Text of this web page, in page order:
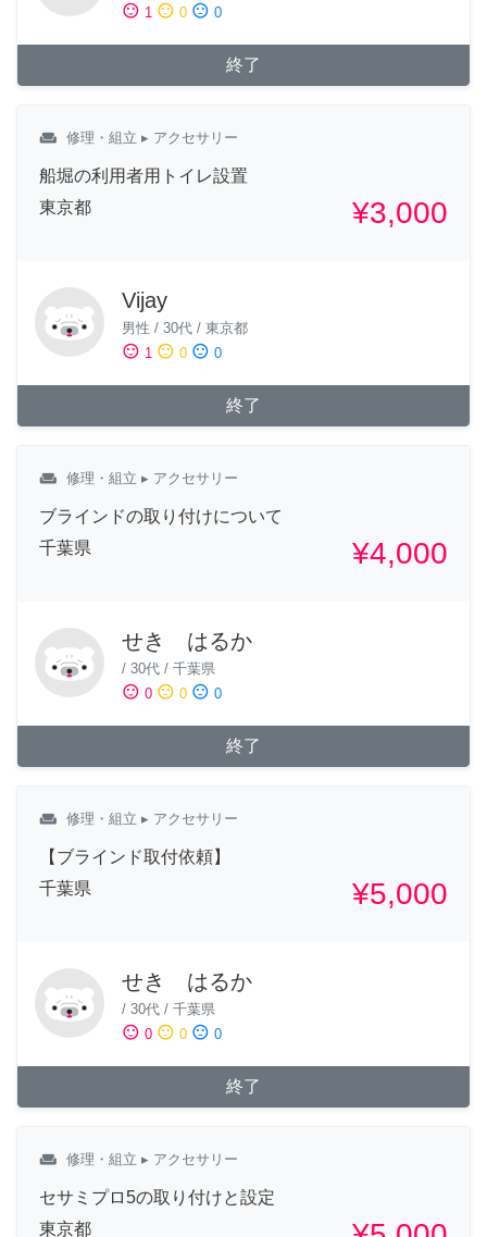
sentiment_satisfied 1 sentiment_neutral 0 sentiment_dissatisfied 0
終了
weekend 修理・組立 ▸ アクセサリー
船堀の利用者用トイレ設置
東京都
¥3,000
Vijay
男性 / 30代 / 東京都
sentiment_satisfied 1 sentiment_neutral 0 sentiment_dissatisfied 0
終了
weekend 修理・組立 ▸ アクセサリー
ブラインドの取り付けについて
千葉県
¥4,000
せき はるか
/ 30代 / 千葉県
sentiment_satisfied 0 sentiment_neutral 0 sentiment_dissatisfied 0
終了
weekend 修理・組立 ▸ アクセサリー
【ブラインド取付依頼】
千葉県
¥5,000
せき はるか
/ 30代 / 千葉県
sentiment_satisfied 0 sentiment_neutral 0 sentiment_dissatisfied 0
終了
weekend 修理・組立 ▸ アクセサリー
セサミプロ5の取り付けと設定
東京都